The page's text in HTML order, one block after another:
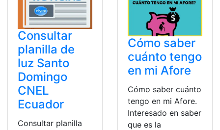
Consultar
planilla de
luz Santo
Domingo
CNEL
Ecuador
Consultar planilla
Cómo saber
cuánto tengo
en mi Afore
Cómo saber cuánto
tengo en mi Afore.
Interesado en saber
que es la